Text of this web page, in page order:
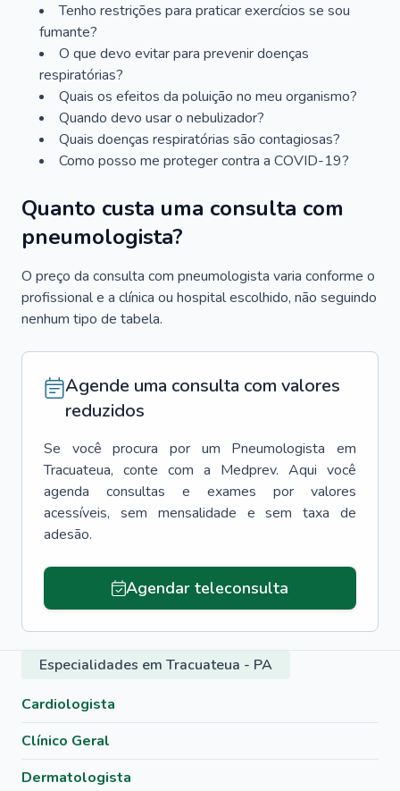
Tenho restrições para praticar exercícios se sou
fumante?
O que devo evitar para prevenir doenças
respiratórias?
Quais os efeitos da poluição no meu organismo?
Quando devo usar o nebulizador?
Quais doenças respiratórias são contagiosas?
Como posso me proteger contra a COVID-19?
Quanto custa uma consulta com
pneumologista?
O preço da consulta com pneumologista varia conforme o
profissional e a clínica ou hospital escolhido, não seguindo
nenhum tipo de tabela.
Agende uma consulta com valores
reduzidos
Se você procura por um Pneumologista
em
Tracuateua, conte com a Medprev. Aqui você
agenda consultas e exames por valores
acessíveis, sem mensalidade e sem taxa de
adesão.
Agendar teleconsulta
Especialidades em Tracuateua - PA
Cardiologista
Clínico Geral
Dermatologista